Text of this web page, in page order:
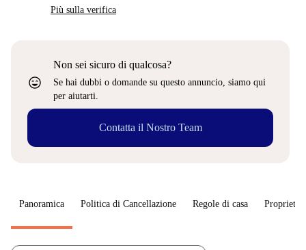
Più sulla verifica
sentiment_very_satisfied
Non sei sicuro di qualcosa?
Se hai dubbi o domande su questo annuncio, siamo qui
per aiutarti.
Contatta il Nostro Team
Panoramica Politica di Cancellazione Regole di casa